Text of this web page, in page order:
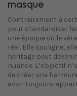
masque
Contrairement à
pour standardiser
une époque où le
réel. Elle souligne,
héritage peut
nuance. L’objectif
de créer une
avoir toujours